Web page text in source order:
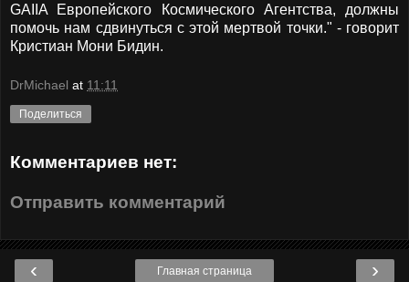
GAIIA Европейского Космического Агентства, должны
помочь нам сдвинуться с этой мертвой точки." - говорит
Кристиан Мони Бидин.
DrMichael at 11:11
Поделиться
Комментариев нет:
Отправить комментарий
‹ ›
Главная страница